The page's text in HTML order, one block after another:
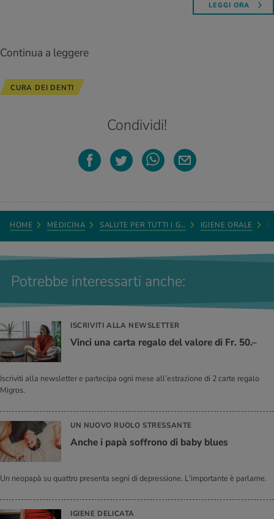
LEGGI ORA
Continua a leggere
CURA DEI DENTI
Condividi!
HOME MEDICINA SALUTE PER TUTTI I G… IGIENE ORALE
Potrebbe interessarti anche:
ISCRIVITI ALLA NEWSLETTER
Vinci una carta regalo del valore di Fr. 50.–
Iscriviti alla newsletter e partecipa ogni mese all’estrazione di 2 carte regalo
Migros.
UN NUOVO RUOLO STRESSANTE
Anche i papà soffrono di baby blues
Un neopapà su quattro presenta segni di depressione. L'importante è parlarne.
IGIENE DELICATA